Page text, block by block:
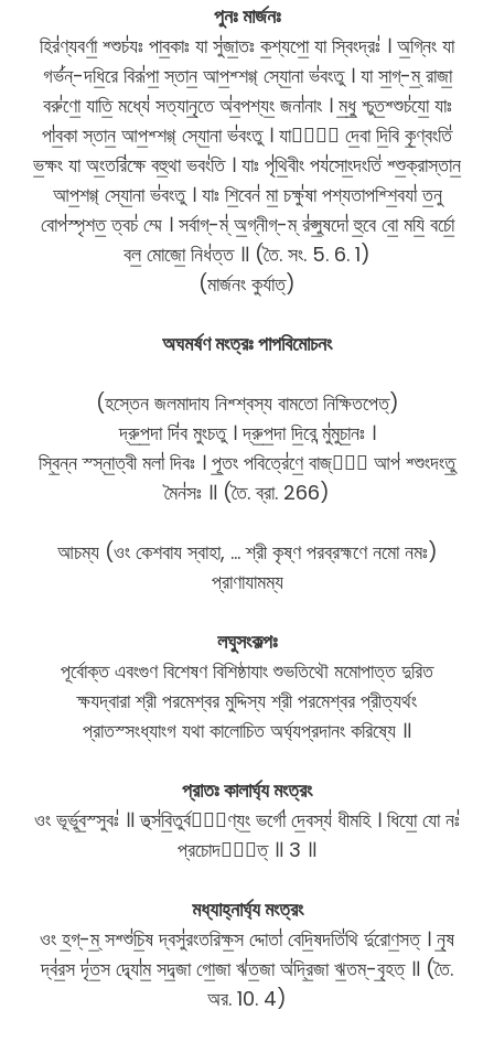
পুনঃ মার্জনঃ
হির॑ণ্যবর্ণা॒ শ্শুচ॑যঃ পাব॒কাঃ যা সু॑জা॒তঃ ক॒শ্যপো॒ যা স্বিংদ্রঃ॑ । অ॒গ্নিং যা
গর্ভ॑ন্-দধি॒রে বিরূ॑পা॒ স্তান॒ আপ॒শ্শগ্গ্ স্যো॒না ভ॑বংতু । যা সা॒গ্-ম্॒ রাজা॒
বরু॑ণো॒ যাতি॒ মধ্যে॑ সত্যানৃ॒তে অ॑ব॒পশ্যং॒ জনা॑নাং । ম॒ধু॒ শ্চুত॒শ্শুচ॑যো॒ যাঃ
পা॑ব॒কা স্তান॒ আপ॒শ্শগ্গ্ স্যো॒না ভ॑বংতু । যাসাং᳚ দে॒বা দি॒বি কৃ॒ণ্বংতি॑
ভ॒ক্ষং যা অং॒তরি॑ক্ষে বহু॒থা ভবং॑তি । যাঃ পৃ॑থি॒বীং পয॑সোং॒দংতি॑ শ্শু॒ক্রাস্তান॒
আপ॒শগ্গ্ স্যো॒না ভ॑বংতু । যাঃ শি॒বেন॑ মা॒ চক্ষু॑ষা পশ্যতাপশ্শি॒বযা॑ ত॒নু
বোপ॑স্পৃশত॒ ত্বচ॑ ম্মে । সর্বাগ্-ম্॑ অ॒গ্নীগ্-ম্ র॑প্সু॒ষদো॑ হু॒বে বো॒ মযি॒ বর্চো॒
বল॒ মোজো॒ নিধ॑ত্ত ॥ (তৈ. সং. 5. 6. 1)
(মার্জনং কুর্যাত্)
অঘমর্ষণ মংত্রঃ পাপবিমোচনং
(হস্তেন জলমাদায নিশ্শ্বস্য বামতো নিক্ষিতপেত্)
দ্রু॒প॒দা দি॑ব মুংচতু । দ্রু॒প॒দা দি॒বে ন্মু॑মুচা॒নঃ ।
স্বি॒ন্ন স্স্না॒ত্বী মলা॑ দিবঃ । পূ॒তং পবিত্রে॑ণে॒ বাজ্যং᳚ আপ॑ শ্শুংদংতু॒
মৈন॑সঃ ॥ (তৈ. ব্রা. 266)
আচম্য (ওং কেশবায স্বাহা, … শ্রী কৃষ্ণ পরব্রহ্মণে নমো নমঃ)
প্রাণাযামম্য
লঘুসংকল্পঃ
পূর্বোক্ত এবংগুণ বিশেষণ বিশিষ্ঠাযাং শুভতিথৌ মমোপাত্ত দুরিত
ক্ষযদ্বারা শ্রী পরমেশ্বর মুদ্দিস্য শ্রী পরমেশ্বর প্রীত্যর্থং
প্রাতস্সংধ্যাংগ যথা কালোচিত অর্ঘ্যপ্রদানং করিষ্যে ॥
প্রাতঃ কালার্ঘ্য মংত্রং
ওং ভূর্ভুব॒স্সুবঃ॑ ॥ তথ্স॑বি॒তুর্বরে᳚ণ্যং॒ ভর্গো॑ দে॒বস্য॑ ধীমহি । ধিযো॒ যো নঃ॑
প্রচোদযা᳚ত্ ॥ 3 ॥
মধ্যাহ্নার্ঘ্য মংত্রং
ওং হ॒গ্-ম্॒ সশ্শু॑চি॒ষ দ্বসু॑রংতরিক্ষ॒স দ্দোতা॑ বেদি॒ষদতি॑থি র্দুরোণ॒সত্ । নৃ॒ষ
দ্ব॑র॒স দৃ॑ত॒স দ্ব্যো॑ম॒ সদ॒ব্জা গো॒জা ঋ॑ত॒জা অ॑দ্রি॒জা ঋ॒তম্-বৃ॒হত্ ॥ (তৈ.
অর. 10. 4)